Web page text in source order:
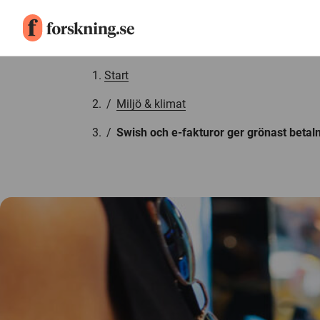
Start
/ Miljö & klimat
/ Swish och e-fakturor ger grönast